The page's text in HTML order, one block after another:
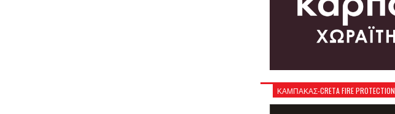
ΚΑΜΠΑΚΑΣ-CRETA FIRE PROTECTION